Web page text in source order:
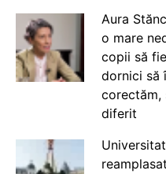
Aura
o mare
copii să
dornici să
corectăm,
diferit